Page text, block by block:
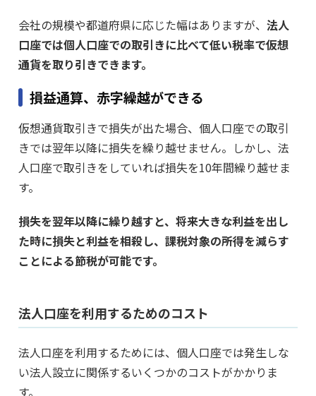
会社の規模や都道府県に応じた幅はありますが、 法人
口座では個人口座での取引きに比べて低い税率で仮想
通貨を取り引きできます。
損益通算、赤字繰越ができる
仮想通貨取引きで損失が出た場合、個人口座での取引
きでは翌年以降に損失を繰り越せません。しかし、法
人口座で取引きをしていれば損失を10年間繰り越せま
す。
損失を翌年以降に繰り越すと、将来大きな利益を出し
た時に損失と利益を相殺し、課税対象の所得を減らす
ことによる節税が可能です。
法人口座を利用するためのコスト
法人口座を利用するためには、個人口座では発生しな
い法人設立に関係するいくつかのコストがかかりま
す。